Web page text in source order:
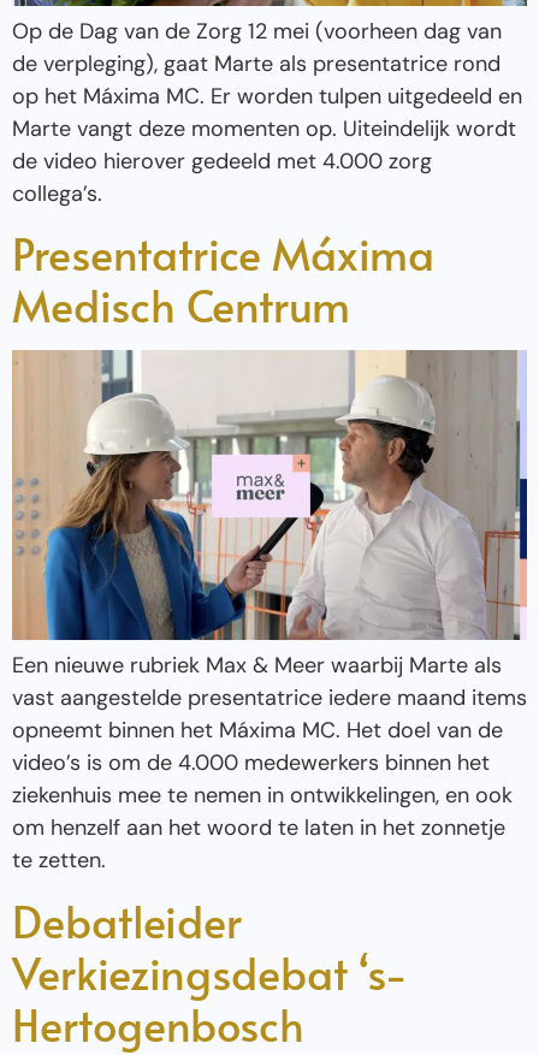
Op de Dag van de Zorg 12 mei (voorheen dag van
de verpleging), gaat Marte als presentatrice rond
op het Máxima MC. Er worden tulpen uitgedeeld en
Marte vangt deze momenten op. Uiteindelijk wordt
de video hierover gedeeld met 4.000 zorg
collega’s.
Presentatrice Máxima
Medisch Centrum
Een nieuwe rubriek Max & Meer waarbij Marte als
vast aangestelde presentatrice iedere maand items
opneemt binnen het Máxima MC. Het doel van de
video’s is om de 4.000 medewerkers binnen het
ziekenhuis mee te nemen in ontwikkelingen, en ook
om henzelf aan het woord te laten in het zonnetje
te zetten.
Debatleider
Verkiezingsdebat ‘s-
Hertogenbosch